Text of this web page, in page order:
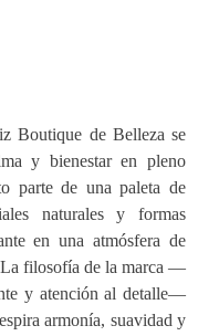
Boutique de Belleza se
y bienestar en pleno
parte de una paleta de
naturales y formas
en una atmósfera de
La filosofía de la marca —
y atención al detalle—
armonía, suavidad y